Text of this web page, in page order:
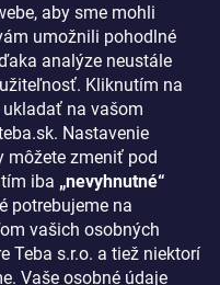
aby sme mohli
umožnili pohodlné
analýze neustále
Kliknutím na
na vašom
Nastavenie
môžete zmeniť pod
iba „nevyhnutné“
potrebujeme na
vašich osobných
Teba s.r.o. a tiež niektorí
Vaše osobné údaje